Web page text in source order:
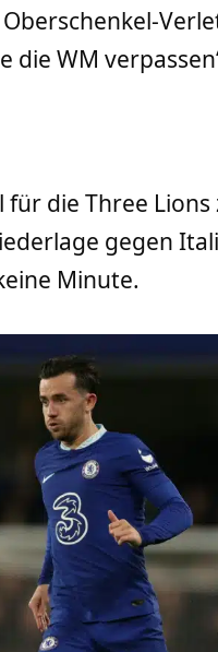
die WM
die Three
gegen
Minute.